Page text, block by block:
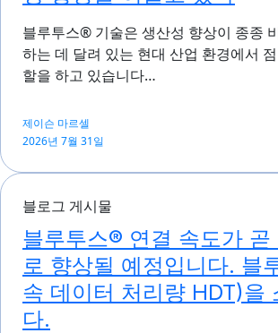
블루투스® 기술은 생산성 향상이 종종
하는 데 달려 있는 현대 산업 환경에서
할을 하고 있습니다…
제이슨 마르셀
2026년 7월 31일
블로그 게시물
블루투스® 연결 속도가 곧
로 향상될 예정입니다. 블
속 데이터 처리량 HDT)을
다.